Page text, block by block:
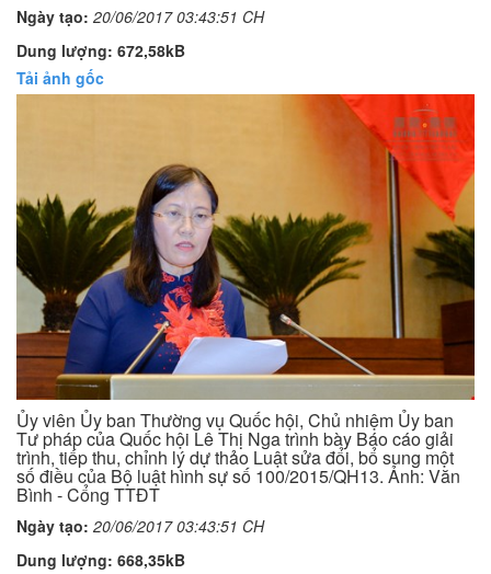
Ngày tạo: 20/06/2017 03:43:51 CH
Dung lượng: 672,58kB
Tải ảnh gốc
Ủy viên Ủy ban Thường vụ Quốc hội, Chủ nhiệm Ủy ban
Tư pháp của Quốc hội Lê Thị Nga trình bày Báo cáo giải
trình, tiếp thu, chỉnh lý dự thảo Luật sửa đổi, bổ sung một
số điều của Bộ luật hình sự số 100/2015/QH13. Ảnh: Văn
Bình - Cổng TTĐT
Ngày tạo: 20/06/2017 03:43:51 CH
Dung lượng: 668,35kB